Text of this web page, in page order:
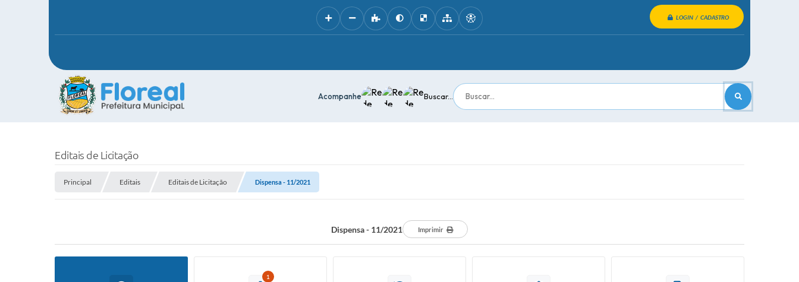
LOGIN / CADASTRO
Buscar...
Acompanhe
Editais de Licitação
Principal Editais Editais de Licitação Dispensa - 11/2021
Dispensa - 11/2021 Imprimir
1